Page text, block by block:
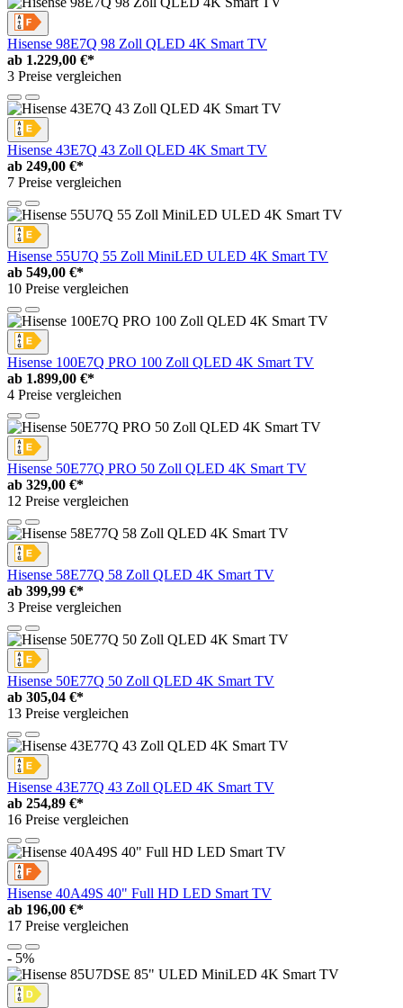
Hisense 98E7Q 98 Zoll QLED 4K Smart TV
ab 1.229,00 €*
3 Preise vergleichen
Hisense 43E7Q 43 Zoll QLED 4K Smart TV
ab 249,00 €*
7 Preise vergleichen
Hisense 55U7Q 55 Zoll MiniLED ULED 4K Smart TV
ab 549,00 €*
10 Preise vergleichen
Hisense 100E7Q PRO 100 Zoll QLED 4K Smart TV
ab 1.899,00 €*
4 Preise vergleichen
Hisense 50E77Q PRO 50 Zoll QLED 4K Smart TV
ab 329,00 €*
12 Preise vergleichen
Hisense 58E77Q 58 Zoll QLED 4K Smart TV
ab 399,99 €*
3 Preise vergleichen
Hisense 50E77Q 50 Zoll QLED 4K Smart TV
ab 305,04 €*
13 Preise vergleichen
Hisense 43E77Q 43 Zoll QLED 4K Smart TV
ab 254,89 €*
16 Preise vergleichen
Hisense 40A49S 40" Full HD LED Smart TV
ab 196,00 €*
17 Preise vergleichen
- 5%